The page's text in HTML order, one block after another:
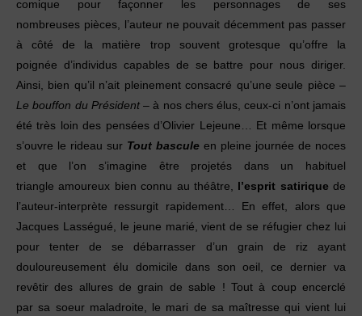
comique pour façonner les personnages de ses
nombreuses pièces, l’auteur ne pouvait décemment pas passer
à côté de la matière trop souvent grotesque qu’offre la
poignée d’individus capables de se battre pour nous diriger.
Ainsi, bien qu’il n’ait pleinement consacré qu’une seule pièce –
Le bouffon du Président– à nos chers élus, ceux-ci n’ont jamais
été très loin des pensées d’Olivier Lejeune… Et même lorsque
s’ouvre le rideau sur Tout bascule en pleine journée de noces
et que l’on s’imagine être projetés dans un habituel
triangle amoureux bien connu au théâtre, l’esprit satirique de
l’auteur-interprète ressurgit rapidement… En effet, alors que
Jacques Lasségué, le jeune marié, vient de se réfugier chez lui
pour tenter de se débarrasser d’un grain de riz ayant
douloureusement élu domicile dans son oeil, ce dernier va
revêtir des allures de grain de sable ! Tout à coup encerclé
par sa soeur maladroite, le mari de sa maîtresse qui vient lui